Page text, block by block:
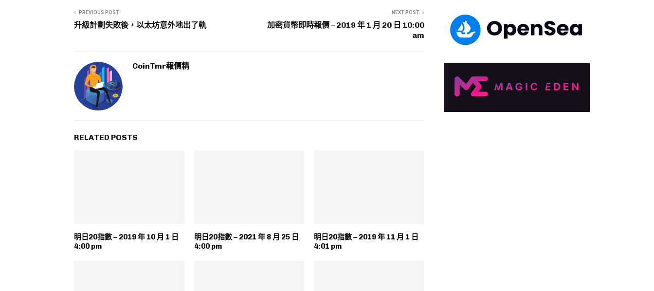
PREVIOUS POST
升級計劃失敗後，以太坊意外地出了軌
NEXT POST
加密貨幣即時報價 – 2019 年 1 月 20 日 10:00
am
CoinTmr報價精
RELATED POSTS
明日20指數 – 2019 年 10 月 1 日
4:00 pm
明日20指數 – 2021 年 8 月 25 日
4:00 pm
明日20指數 – 2019 年 11 月 1 日
4:01 pm